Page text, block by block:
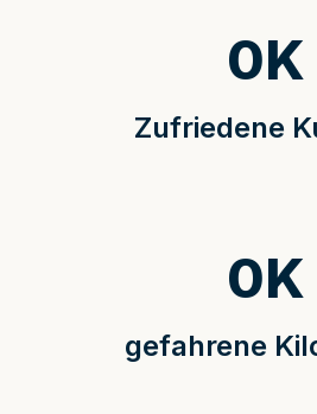
Zufriedene
0K
gefahrene
0K